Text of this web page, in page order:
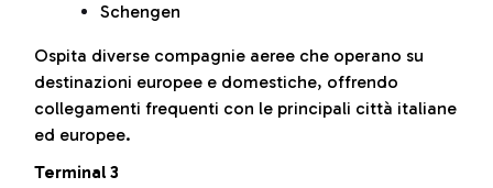
Schengen
Ospita diverse compagnie aeree che operano su
destinazioni europee e domestiche, offrendo
collegamenti frequenti con le principali città italiane
ed europee.
Terminal 3